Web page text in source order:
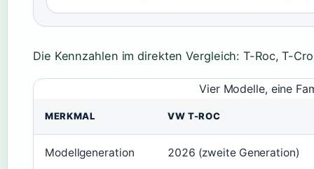
Die Kennzahlen im direkten Vergleich: T-Roc, T-
Vier Modelle, eine
MERKMAL VW T-ROC
Modellgeneration 2026 (zweite Generation)